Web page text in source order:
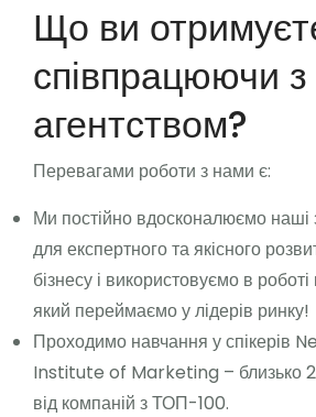
Що ви
співпрацюючи
агентством?
Перевагами роботи з нами є:
Ми постійно вдосконалюємо наші
для експертного та якісного
бізнесу і використовуємо в
який переймаємо у лідерів ринку!
Проходимо навчання у спікерів
Institute of Marketing – близько
від компаній з ТОП-100.